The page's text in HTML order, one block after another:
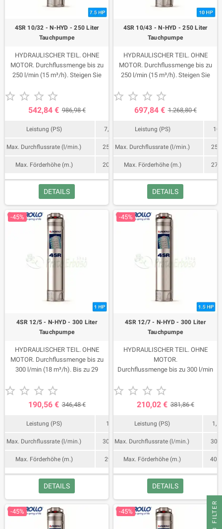
4SR 10/32 - N-HYD - 250 Liter
Tauchpumpe
HYDRAULISCHER TEIL. OHNE
MOTOR. Durchflussmenge bis zu
250 l/min (15 m³/h). Steigen Sie
   
542,84 € 986,98 €
Leistung (PS) 7,5
Max. Durchflussrate (l/min.) 250
Max. Förderhöhe (m.) 202
DETAILS
4SR 10/43 - N-HYD - 250 Liter
Tauchpumpe
HYDRAULISCHER TEIL. OHNE
MOTOR. Durchflussmenge bis zu
250 l/min (15 m³/h). Steigen Sie
   
697,84 € 1.268,80 €
Leistung (PS) 10
Max. Durchflussrate (l/min.) 250
Max. Förderhöhe (m.) 271
DETAILS
-45%
4SR 12/5 - N-HYD - 300 Liter
Tauchpumpe
HYDRAULISCHER TEIL. OHNE
MOTOR. Durchflussmenge bis zu
300 l/min (18 m³/h). Bis zu 29
   
190,56 € 346,48 €
Leistung (PS) 1
Max. Durchflussrate (l/min.) 300
Max. Förderhöhe (m.) 29
DETAILS
-45%
4SR 12/7 - N-HYD - 300 Liter
Tauchpumpe
HYDRAULISCHER TEIL. OHNE
MOTOR.
Durchflussmenge bis zu 300 l/min
   
210,02 € 381,86 €
Leistung (PS) 1,5
Max. Durchflussrate (l/min.) 300
Max. Förderhöhe (m.) 40,5
DETAILS
-45% -45% FILTER